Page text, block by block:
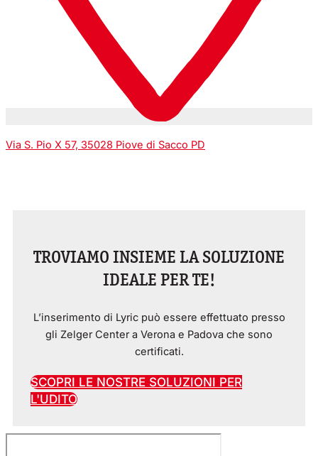
Via S. Pio X 57, 35028 Piove di Sacco PD
TROVIAMO INSIEME LA SOLUZIONE
IDEALE PER TE!
L’inserimento di Lyric può essere effettuato presso
gli Zelger Center a Verona e Padova che sono
certificati.
SCOPRI LE NOSTRE SOLUZIONI PER
L'UDITO